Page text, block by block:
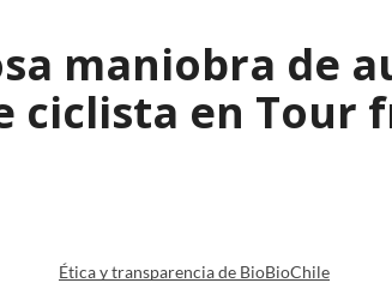
maniobra de
ciclista en Tour
Ética y transparencia de BioBioChile